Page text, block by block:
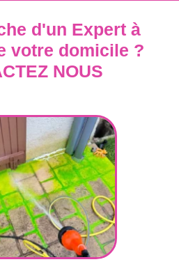
d'un Expert à
votre domicile ?
NOUS